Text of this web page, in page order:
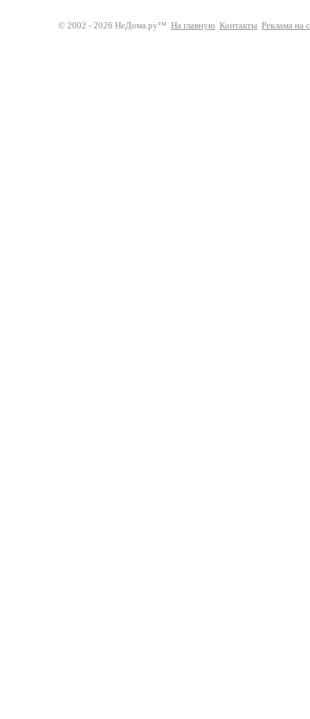
© 2002 - 2026 НеДома.ру™ На главную Контакты Реклама на